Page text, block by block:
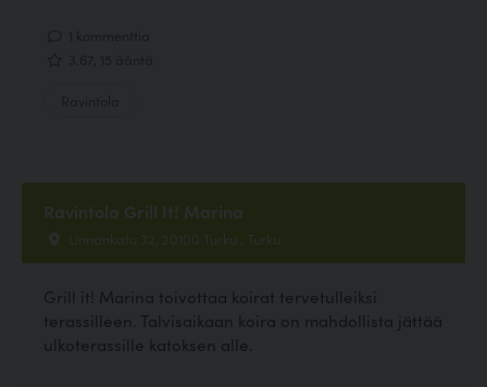
Ravintola Grill It! Marina
Linnankatu 32, 20100 Turku , Turku
Grill it! Marina toivottaa koirat tervetulleiksi
terassilleen. Talvisaikaan koira on mahdollista jättää
ulkoterassille katoksen alle.